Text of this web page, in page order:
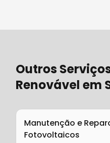
Outros
Renovável em
Manutenção e
Fotovoltaicos